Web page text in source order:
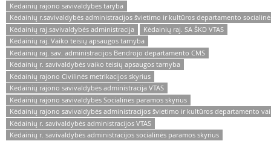
Kėdainių rajono savivaldybės taryba
Kėdainių r.savivaldybės administracijos švietimo ir kultūros departamento
Kėdainių raj.savivaldybės administracija
Kėdainių raj. SA ŠKD VTAS
Kėdainių raj. Vaiko teisių apsaugos tarnyba
Kėdainių raj. sav. administracijos Bendrojo departamento CMS
Kėdainių r. savivaldybės vaiko teisių apsaugos tarnyba
Kėdainių rajono Civilinės metrikacijos skyrius
Kėdainių rajono savivaldybės administracija VTAS
Kėdainių rajono savivaldybės Socialinės paramos skyrius
Kėdainių rajono savivaldybės administracijos švietimo ir kultūros departamento
Kėdainių r. savivaldybės administracijos VTAS
Kėdainių r. savivaldybės administracijos socialinės paramos skyrius